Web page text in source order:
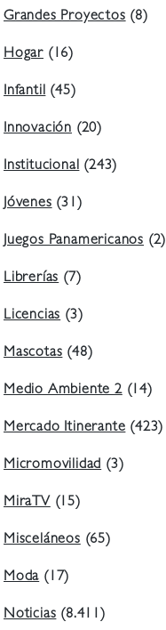
Grandes Proyectos(8)
Hogar (16)
Infantil(45)
Innovación (20)
Institucional(243)
Jóvenes(31)
Juegos Panamericanos (2)
Librerías(7)
Licencias(3)
Mascotas(48)
Medio Ambiente 2(14)
Mercado Itinerante(423)
Micromovilidad(3)
MiraTV(15)
Misceláneos(65)
Moda(17)
Noticias(8.411)